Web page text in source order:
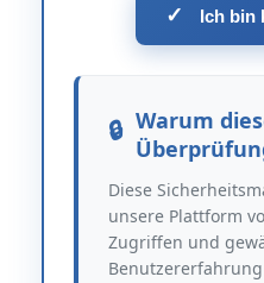
✓ Ich bin
Warum
Diese
unsere Plattform
Zugriffen und